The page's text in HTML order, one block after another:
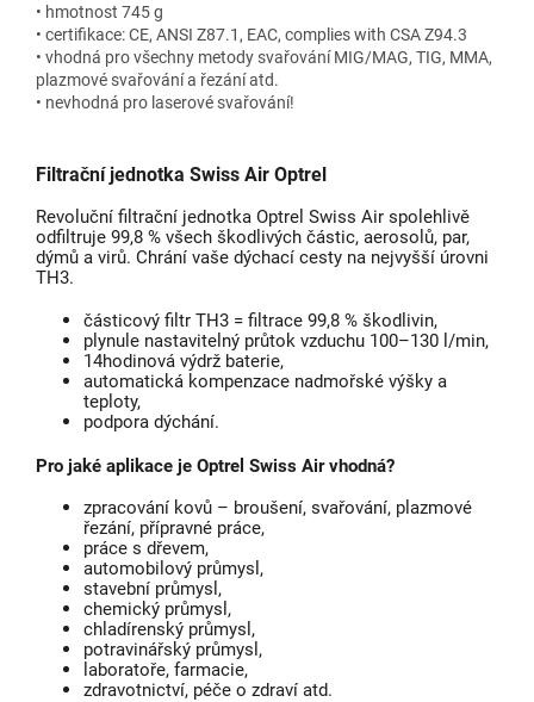
• hmotnost 745 g
• certifikace: CE, ANSI Z87.1, EAC, complies with CSA Z94.3
• vhodná pro všechny metody svařování MIG/MAG, TIG, MMA,
plazmové svařování a řezání atd.
• nevhodná pro laserové svařování!
Filtrační jednotka Swiss Air Optrel
Revoluční filtrační jednotka Optrel Swiss Air spolehlivě
odfiltruje 99,8 % všech škodlivých částic, aerosolů, par,
dýmů a virů. Chrání vaše dýchací cesty na nejvyšší úrovni
TH3.
částicový filtr TH3 = filtrace 99,8 % škodlivin,
plynule nastavitelný průtok vzduchu 100–130 l/min,
14hodinová výdrž baterie,
automatická kompenzace nadmořské výšky a
teploty,
podpora dýchání.
Pro jaké aplikace je Optrel Swiss Air vhodná?
zpracování kovů – broušení, svařování, plazmové
řezání, přípravné práce,
práce s dřevem,
automobilový průmysl,
stavební průmysl,
chemický průmysl,
chladírenský průmysl,
potravinářský průmysl,
laboratoře, farmacie,
zdravotnictví, péče o zdraví atd.